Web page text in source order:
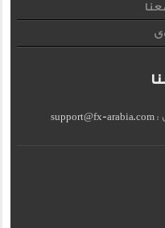
:
support@fx-arabia.com